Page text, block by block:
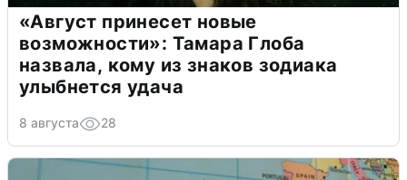
«Август принесет новые
возможности»: Тамара Глоба
назвала, кому из знаков зодиака
улыбнется удача
8 августа 28